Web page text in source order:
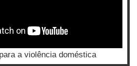
a violência doméstica